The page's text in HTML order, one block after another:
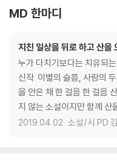
MD 한마디
지친 일상을 뒤로 하고 산을
누가 다치기보다는 치유되
신작. 이별의 슬픔, 사랑의
을 안은 채 한 걸음 한 걸음
지 않는 소설이지만 함께 산
2019.04.02. 소설/시 PD